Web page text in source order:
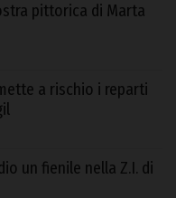
pittorica di Marta
a rischio i reparti
un fienile nella Z.I. di